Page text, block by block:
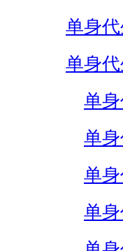
单身
单身
单
单
单
单